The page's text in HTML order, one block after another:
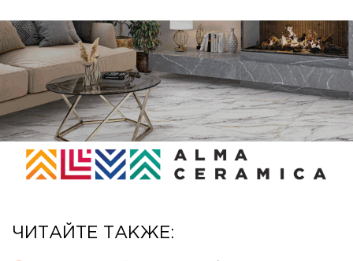
ЧИТАЙТЕ ТАКЖЕ: